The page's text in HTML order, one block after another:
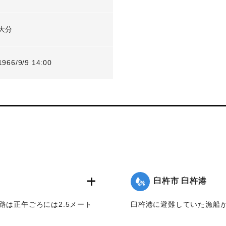
分
9/9 14:00
は正午ごろには2.5メート
臼杵市 臼杵港
臼杵港に避難していた漁船